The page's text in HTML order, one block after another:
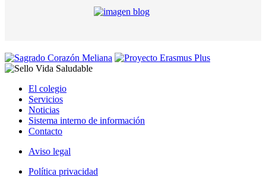
El colegio
Servicios
Noticias
Sistema interno de información
Contacto
Aviso legal
Política privacidad